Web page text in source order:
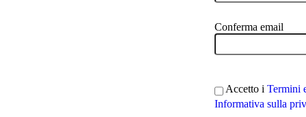
Conferma email
Accetto i Termini
Informativa sulla